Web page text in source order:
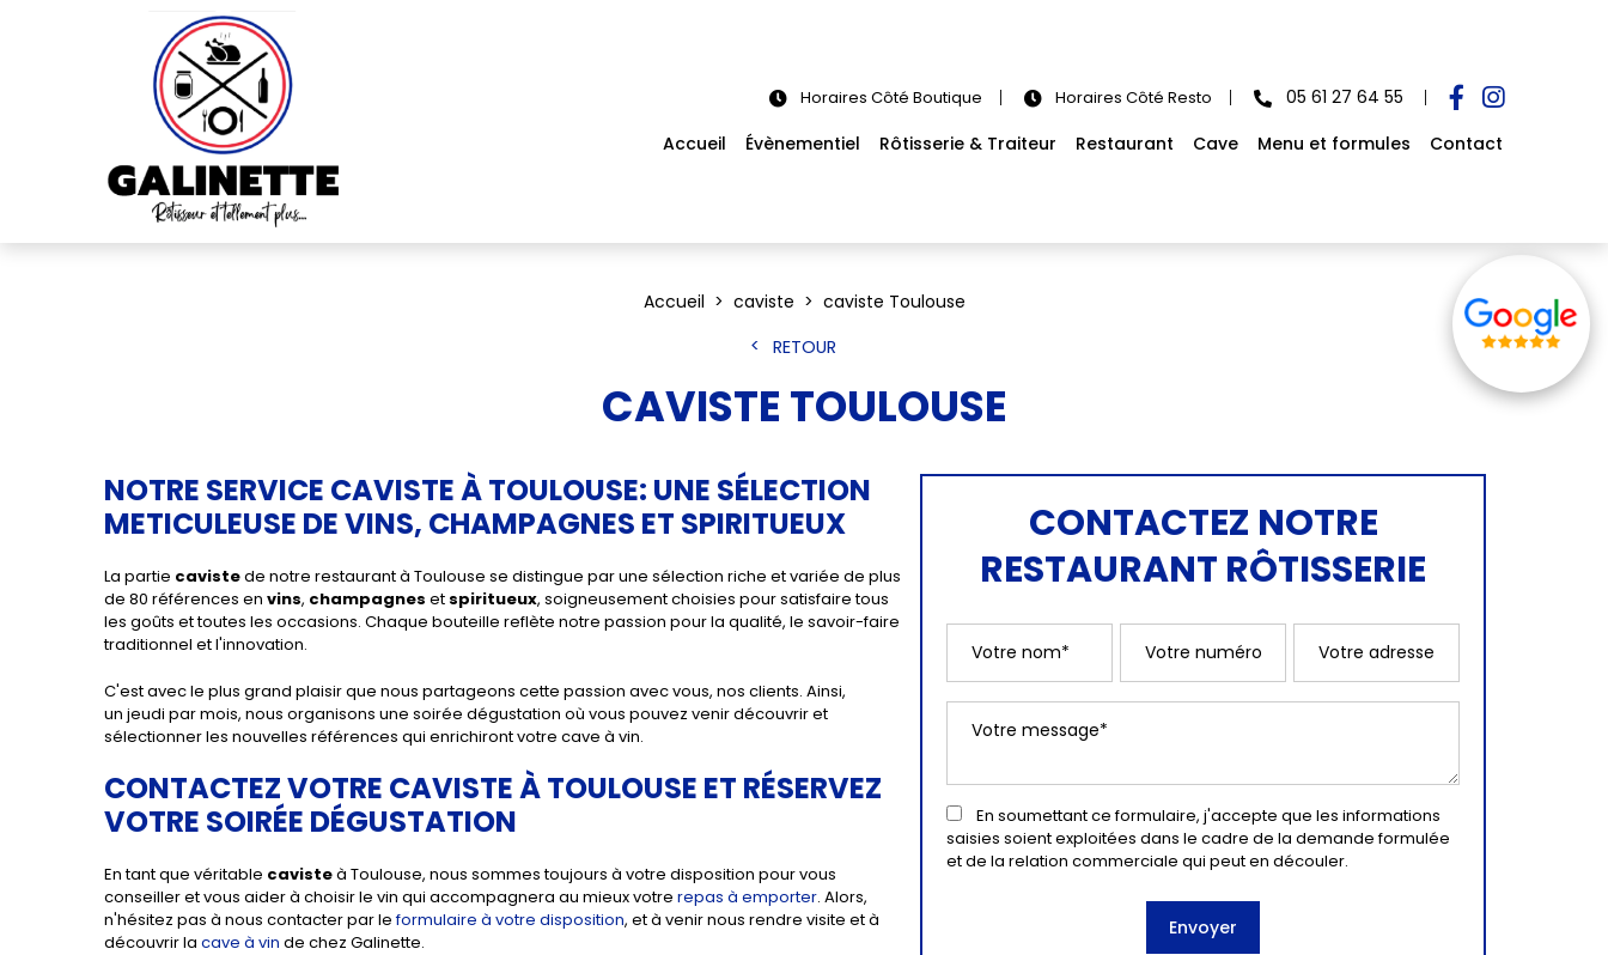
Horaires Côté Boutique Horaires Côté Resto
05 61 27 64 55
Accueil
Évènementiel Rôtisserie & Traiteur Restaurant Cave Menu et formules Contact
Accueil caviste
caviste Toulouse
RETOUR
CAVISTE TOULOUSE
NOTRE SERVICE CAVISTE À TOULOUSE: UNE SÉLECTION
METICULEUSE DE VINS, CHAMPAGNES ET SPIRITUEUX
La partie cavistede notre restaurant à Toulouse se distingue par une sélection riche et variée de plus
de 80 références en vins, champagnes et spiritueux, soigneusement choisies pour satisfaire tous
les goûts et toutes les occasions. Chaque bouteille reflète notre passion pour la qualité, le savoir-faire
traditionnel et l'innovation.
C'est avec le plus grand plaisir que nous partageons cette passion avec vous, nos clients. Ainsi,
un jeudi par mois, nous organisons une soirée dégustation où vous pouvez venir découvrir et
sélectionner les nouvelles références qui enrichiront votre cave à vin.
CONTACTEZ VOTRE CAVISTE À TOULOUSE ET RÉSERVEZ
VOTRE SOIRÉE DÉGUSTATION
En tant que véritable cavisteà Toulouse, nous sommes toujours à votre disposition pour vous
conseiller et vous aider à choisir le vin qui accompagnera au mieux votre repas à emporter. Alors,
n'hésitez pas à nous contacter par leformulaire à votre disposition, et à venir nous rendre visite et à
découvrir la cave à vin de chez Galinette.
CONTACTEZ NOTRE
RESTAURANT RÔTISSERIE
En soumettant ce formulaire, j'accepte que les informations
saisies soient exploitées dans le cadre de la demande formulée
et de la relation commerciale qui peut en découler.